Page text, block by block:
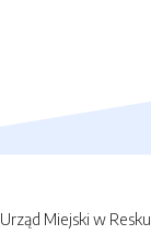
Urząd Miejski w Resku